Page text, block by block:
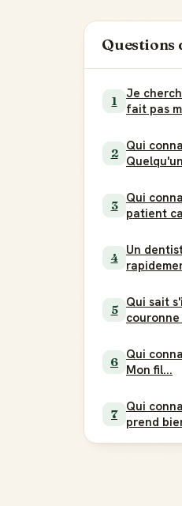
Questions
1
Je
fait pas
2
Qui
3
Qui
patient
4
Un
5
Qui sait
couronne
6
Qui
Mon fil...
7
Qui
prend